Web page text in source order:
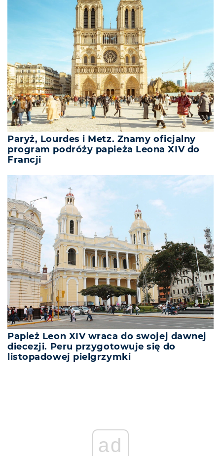
Paryż, Lourdes i Metz. Znamy oficjalny
program podróży papieża Leona XIV do
Francji
Papież Leon XIV wraca do swojej dawnej
diecezji. Peru przygotowuje się do
listopadowej pielgrzymki
ad